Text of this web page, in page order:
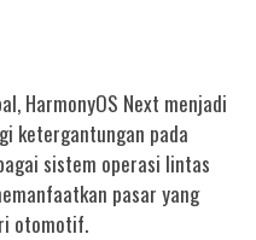
HarmonyOS Next menjadi
ketergantungan pada
sistem operasi lintas
pasar yang
otomotif.